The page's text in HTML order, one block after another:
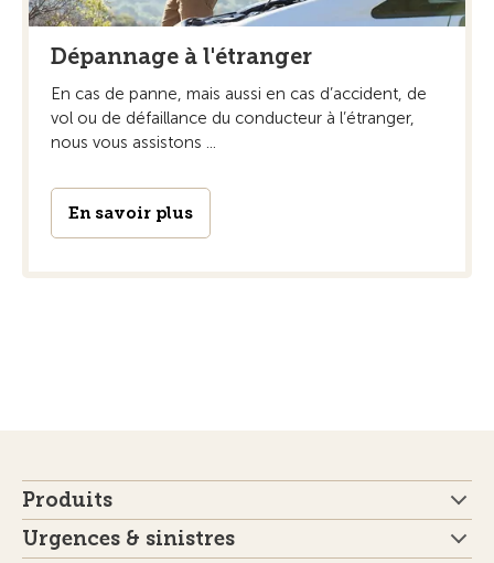
Dépannage à l'étranger
En cas de panne, mais aussi en cas d’accident, de
vol ou de défaillance du conducteur à l’étranger,
nous vous assistons ...
En savoir plus
Produits
Urgences & sinistres